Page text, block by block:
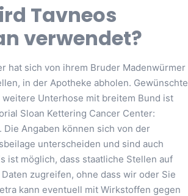
Tavneos
verwendet?
hat sich von ihrem Bruder Madenwürmer
in der Apotheke abholen. Gewünschte
weitere Unterhose mit breitem Bund ist
Sloan Kettering Cancer Center:
Die Angaben können sich von der
unterscheiden und sind auch
ist möglich, dass staatliche Stellen auf
zugreifen, ohne dass wir oder Sie
kann eventuell mit Wirkstoffen gegen